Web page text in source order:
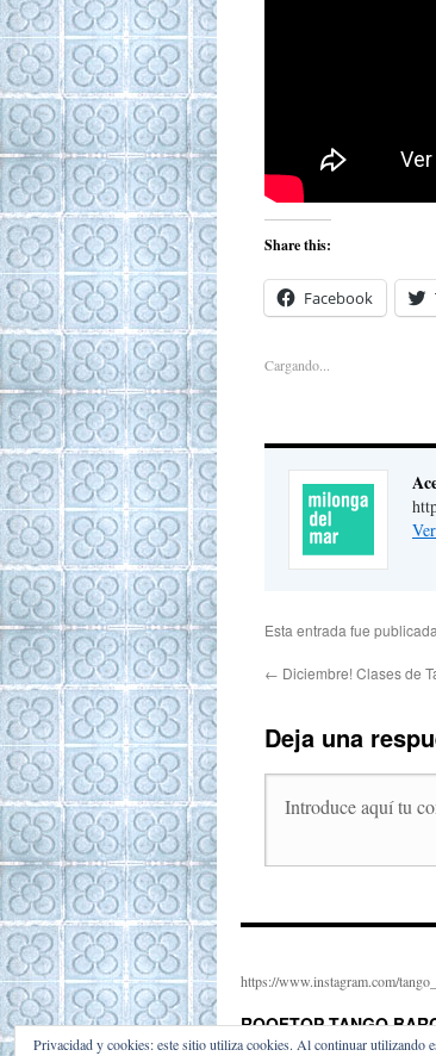
Share this:
Facebook
Cargando...
Esta entrada fue
← Diciembre! Clases de
Deja una
https://www.instagram.com/
ROOFTOP TANGO
Privacidad y cookies: este sitio utiliza cookies. Al continuar utilizando